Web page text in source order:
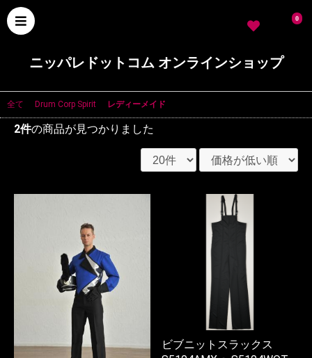
0
ニッパレドットコム オンラインショップ
全て Drum Corp Spirit レディーメイド
2件の商品が見つかりました
ビブニットスラックス